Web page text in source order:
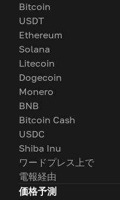
Bitcoin
USDT
Ethereum
Solana
Litecoin
Dogecoin
Monero
BNB
Bitcoin Cash
USDC
Shiba Inu
ワードプレス上で
電報経由
価格予測